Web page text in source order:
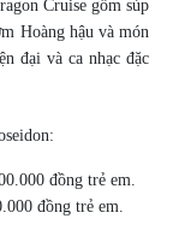
Cruise gồm súp
Hoàng hậu và món
đại và ca nhạc đặc
đồng trẻ em.
đồng trẻ em.